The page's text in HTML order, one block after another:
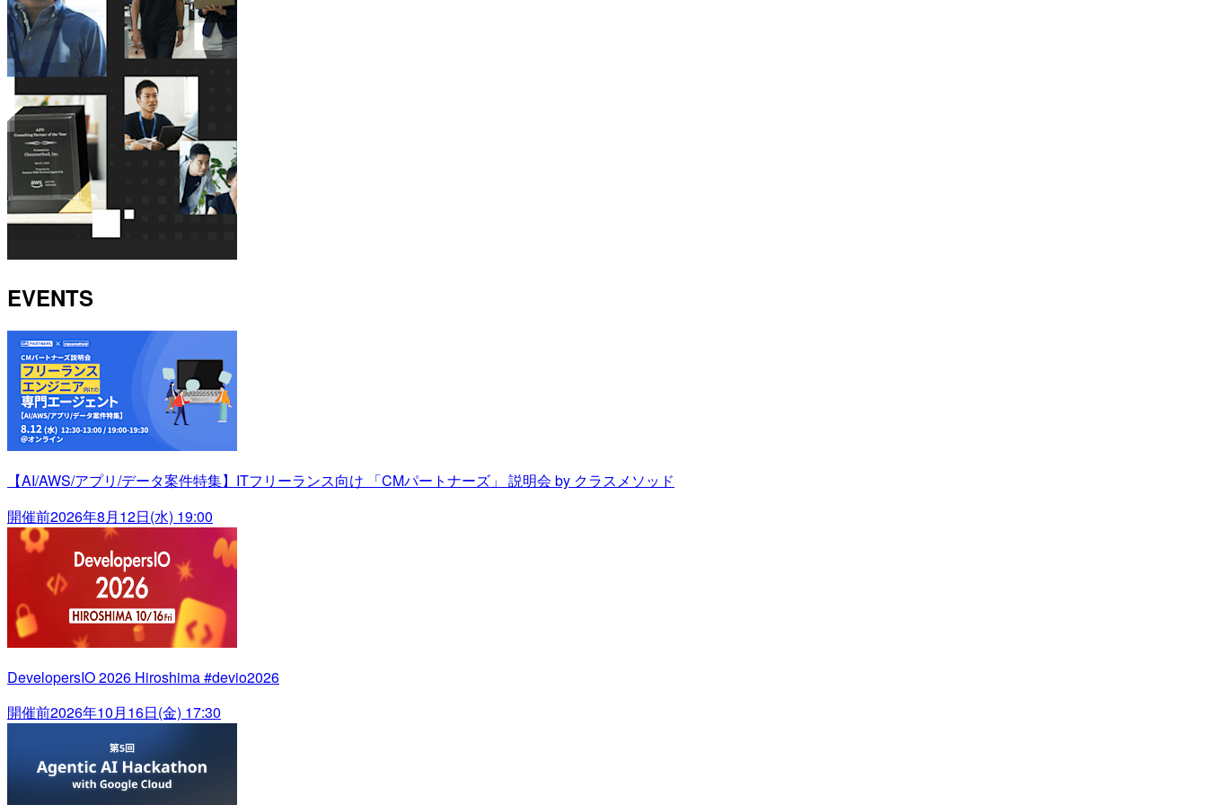
EVENTS
【AI/AWS/アプリ/データ案件特集】ITフリーランス向け 「CMパートナーズ」 説明会 by クラスメソッド
開催前2026年8月12日(水) 19:00
DevelopersIO 2026 Hiroshima #devio2026
開催前2026年10月16日(金) 17:30